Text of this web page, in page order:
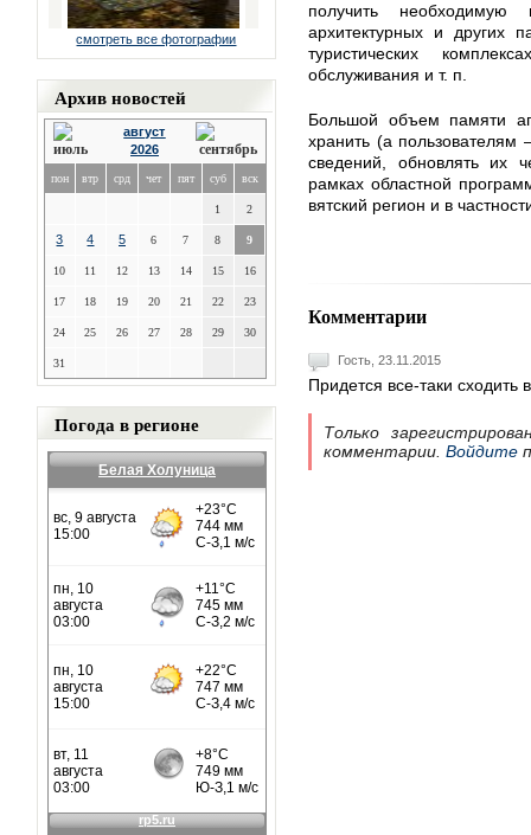
смотреть все фотографии
Архив новостей
август
2026
пон втр срд чет пят суб вск
1 2
3 4 5 6 7 8 9
10 11 12 13 14 15 16
17 18 19 20 21 22 23
24 25 26 27 28 29 30
31
Погода в регионе
Белая Холуница
получить
архитектурных и других
туристических
обслуживания и т. п.
Большой объем памяти
хранить (а пользователям
сведений, обновлять их
рамках областной
вятский регион и в
Комментарии
Гость, 23.11.2015
Придется все-таки сходить
Только
комментарии. Войдите